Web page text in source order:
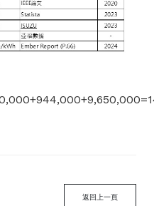
返回上一頁